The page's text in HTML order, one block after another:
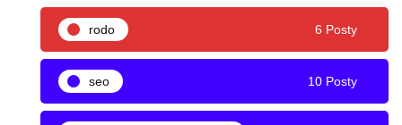
rodo 6 Posty
seo 10 Posty